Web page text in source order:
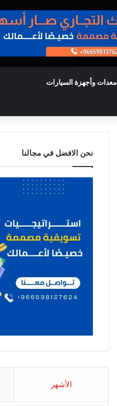
معدات وأجهزة السيارات
نحن الافضل في مجالنا
الأشهر